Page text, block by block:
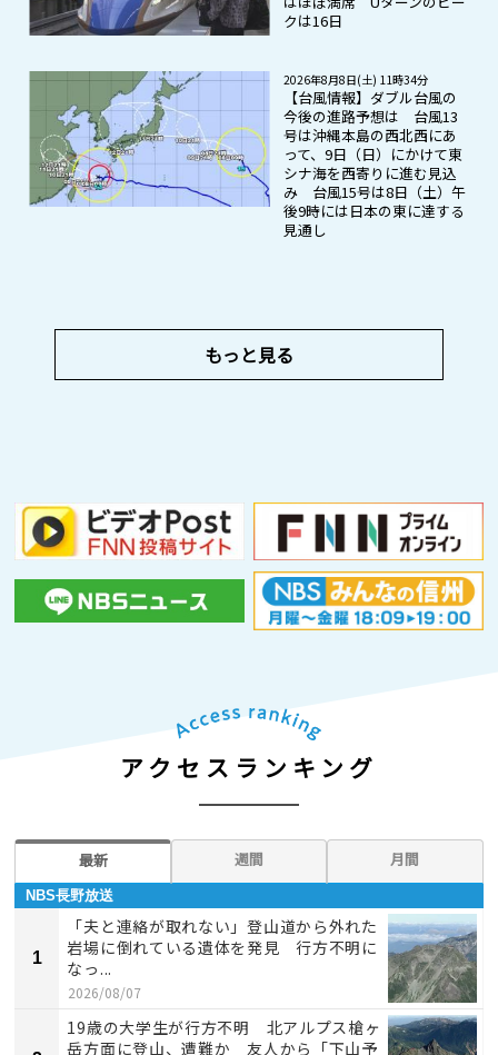
クは16日
2026年8月8日(土) 11時34分
【台風情報】ダブル台風の
今後の進路予想は 台風13
号は沖縄本島の西北西にあ
って、9日（日）にかけて東
シナ海を西寄りに進む見込
み 台風15号は8日（土）午
後9時には日本の東に達する
見通し
もっと見る
アクセスランキング
最新 週間 月間
NBS長野放送
1
「夫と連絡が取れない」登山道から外れた
岩場に倒れている遺体を発見 行方不明に
なっ...
2026/08/07
19歳の大学生が行方不明 北アルプス槍ヶ
岳方面に登山、遭難か 友人から「下山予